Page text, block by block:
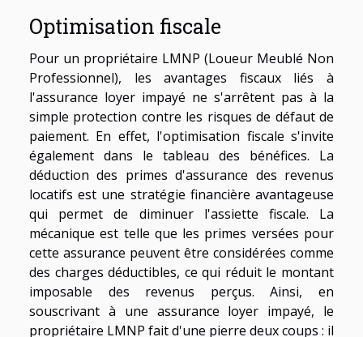
Optimisation fiscale
Pour un propriétaire LMNP (Loueur Meublé Non
Professionnel), les avantages fiscaux liés à
l'assurance loyer impayé ne s'arrêtent pas à la
simple protection contre les risques de défaut de
paiement. En effet, l'optimisation fiscale s'invite
également dans le tableau des bénéfices. La
déduction des primes d'assurance des revenus
locatifs est une stratégie financière avantageuse
qui permet de diminuer l'assiette fiscale. La
mécanique est telle que les primes versées pour
cette assurance peuvent être considérées comme
des charges déductibles, ce qui réduit le montant
imposable des revenus perçus. Ainsi, en
souscrivant à une assurance loyer impayé, le
propriétaire LMNP fait d'une pierre deux coups : il